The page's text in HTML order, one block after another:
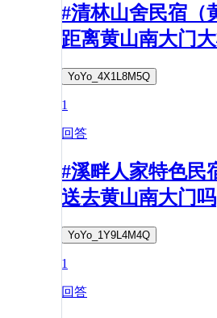
#清林山舍民宿（
距离黄山南大门
YoYo_4X1L8M5Q
1
回答
#溪畔人家特色民
送去黄山南大门吗
YoYo_1Y9L4M4Q
1
回答